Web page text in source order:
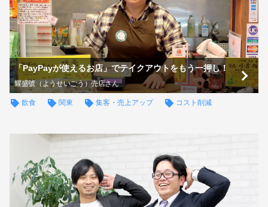
「PayPayが使えるお店」でテイクアウトをもう一押し！
耀盛號（ようせいごう）売店さん
飲食 関東 集客・売上アップ コスト削減